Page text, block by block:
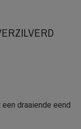
draaiende eend